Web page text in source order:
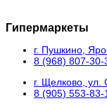
Гипермаркеты
г. Пушкино,
8 (968) 807-30-
г. Щелково, ул.
8 (905) 553-83-